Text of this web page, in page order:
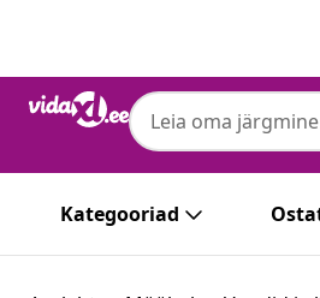
Kategooriad